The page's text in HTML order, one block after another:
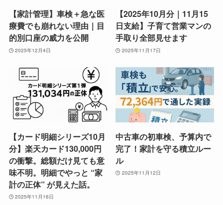
【家計管理】車検＋急な医
療費でも崩れない理由｜目
的別口座の威力を公開
2025年12月4日
【2025年10月分｜11月15
日支給】子育て営業マンの
手取り全部見せます
2025年11月17日
【カード明細シリーズ10月
分】楽天カード130,000円
の衝撃。総額だけ見ても意
味不明。明細でやっと “家
計の正体” が見えた話。
2025年11月16日
中古車の初車検、予算内で
完了！家計を守る積立ルー
ル
2025年11月12日